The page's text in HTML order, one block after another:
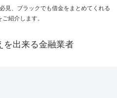
見、ブラックでも借金をまとめてくれる
紹介します。
を出来る金融業者